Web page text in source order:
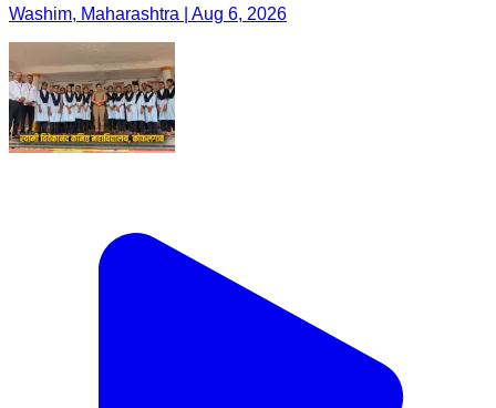
Washim, Maharashtra | Aug 6, 2026